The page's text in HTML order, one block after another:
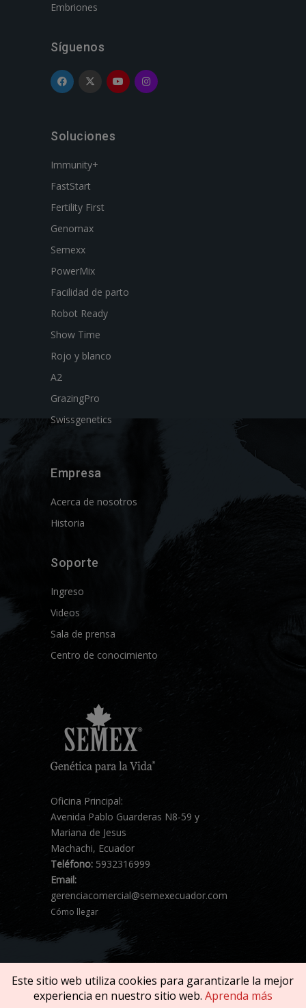
Embriones
Síguenos
Soluciones
Immunity+
FastStart
Fertility First
Genomax
Semexx
PowerMix
Facilidad de parto
Robot Ready
Show Time
Rojo y blanco
A2
GrazingPro
Swissgenetics
Empresa
Acerca de nosotros
Historia
Soporte
Ingreso
Videos
Sala de prensa
Centro de conocimiento
Oficina Principal:
Avenida Pablo Guarderas N8-59 y
Mariana de Jesus
Machachi, Ecuador
Teléfono: 5932316999
Email:
gerenciacomercial@semexecuador.com
Cómo llegar
Copyright © 2026 SEMEX. Todos los derechos
Este sitio web utiliza cookies para garantizarle la mejor
experiencia en nuestro sitio web. Aprenda más